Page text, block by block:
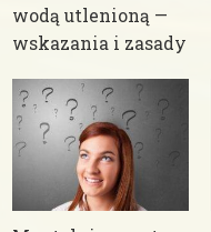
wodą utlenioną —
wskazania i zasady